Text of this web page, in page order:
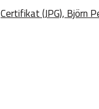
Certifikat (JPG), Björn